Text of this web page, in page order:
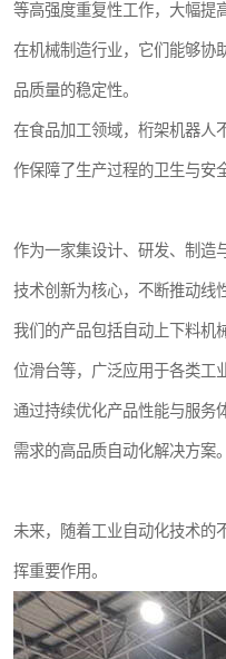
等高强度重复性工作，大幅提
在机械制造行业，它们能够协
品质量的稳定性。
在食品加工领域，桁架机器人
作保障了生产过程的卫生与安
作为一家集设计、研发、制造
技术创新为核心，不断推动线
我们的产品包括自动上下料机
位滑台等，广泛应用于各类工
通过持续优化产品性能与服务
需求的高品质自动化解决方案。
未来，随着工业自动化技术的
挥重要作用。